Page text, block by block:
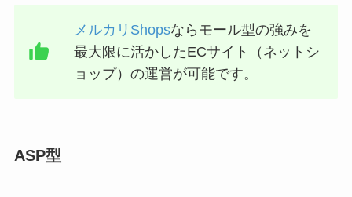
メルカリShopsならモール型の強みを
最大限に活かしたECサイト（ネットシ
ョップ）の運営が可能です。
ASP型